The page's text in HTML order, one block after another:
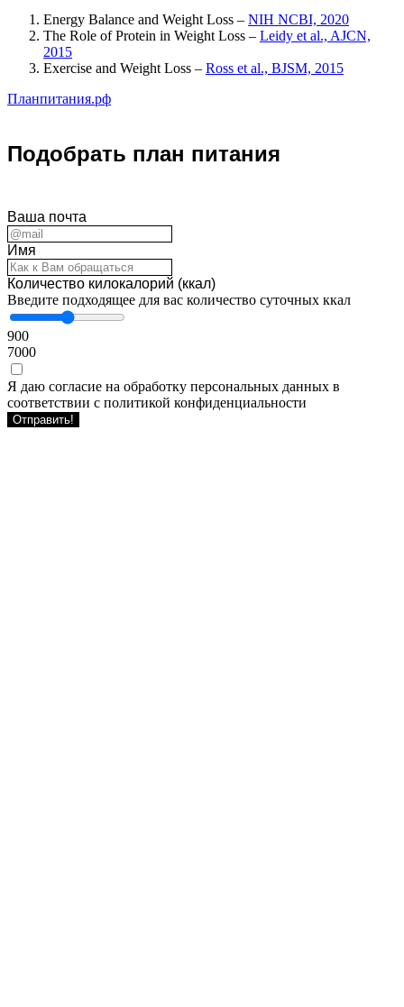
Energy Balance and Weight Loss – NIH NCBI, 2020
The Role of Protein in Weight Loss – Leidy et al., AJCN,
2015
Exercise and Weight Loss – Ross et al., BJSM, 2015
Планпитания.рф
Подобрать план питания
Ваша почта
Имя
Количество килокалорий (ккал)
Введите подходящее для вас количество суточных ккал
900
7000
Я даю согласие на обработку персональных данных в
соответствии с политикой конфиденциальности
Отправить!